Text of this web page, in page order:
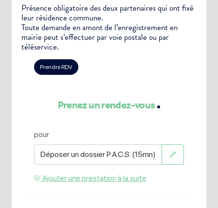
Présence obligatoire des deux partenaires qui ont fixé
leur résidence commune.
Toute demande en amont de l’enregistrement en
mairie peut s’effectuer par voie postale ou par
téléservice.